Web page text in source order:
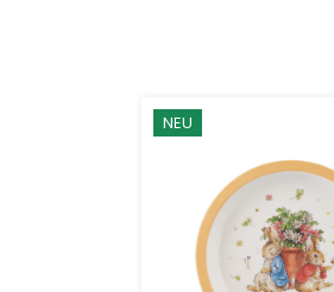
NEU